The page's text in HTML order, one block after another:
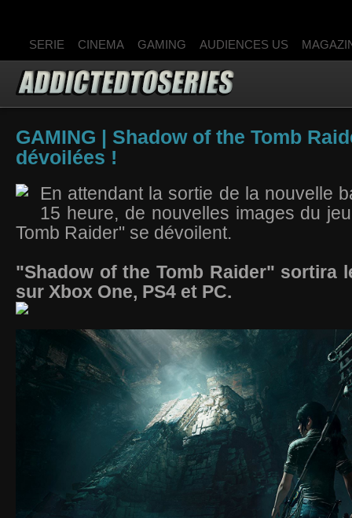
SERIE CINEMA GAMING AUDIENCES US
GAMING | Shadow of the Tomb
dévoilées !
En attendant la sortie de la nouvelle
15 heure, de nouvelles images du
Tomb Raider" se dévoilent.
"Shadow of the Tomb Raider" sortira
sur Xbox One, PS4 et PC.